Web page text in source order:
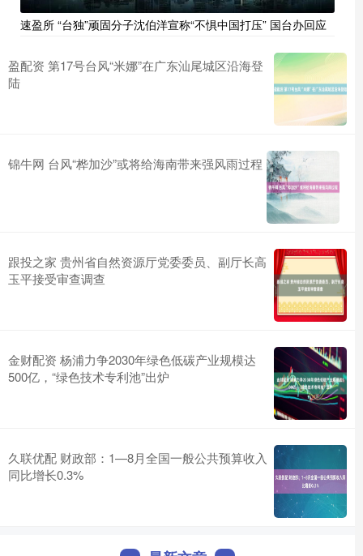
速盈所 “台独”顽固分子沈伯洋宣称“不惧中国打压” 国台办回应
盈配资 第17号台风“米娜”在广东汕尾城区沿海登
陆
锦牛网 台风“桦加沙”或将给海南带来强风雨过程
跟投之家 贵州省自然资源厅党委委员、副厅长高
玉平接受审查调查
金财配资 杨浦力争2030年绿色低碳产业规模达
500亿，“绿色技术专利池”出炉
久联优配 财政部：1—8月全国一般公共预算收入
同比增长0.3%